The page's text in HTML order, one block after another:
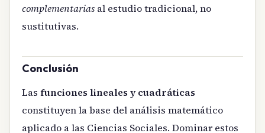
complementarias al estudio tradicional, no
sustitutivas.
Conclusión
Las funciones lineales y cuadráticas
constituyen la base del análisis matemático
aplicado a las Ciencias Sociales. Dominar estos